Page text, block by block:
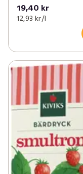
19,40 kr
12,93 kr /l